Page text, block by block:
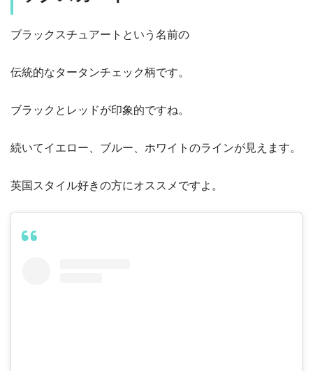
ブラックスチュアートという名前の
伝統的なタータンチェック柄です。
ブラックとレッドが印象的ですね。
続いてイエロー、ブルー、ホワイトのラインが見えます。
英国スタイル好きの方にオススメですよ。